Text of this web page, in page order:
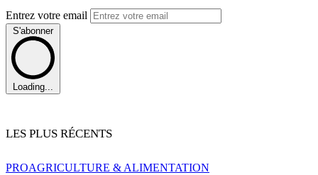
Entrez votre email
S'abonner
Loading...
LES PLUS RÉCENTS
PROAGRICULTURE & ALIMENTATION